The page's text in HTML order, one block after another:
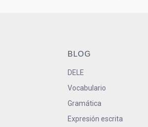
BLOG
DELE
Vocabulario
Gramática
Expresión escrita